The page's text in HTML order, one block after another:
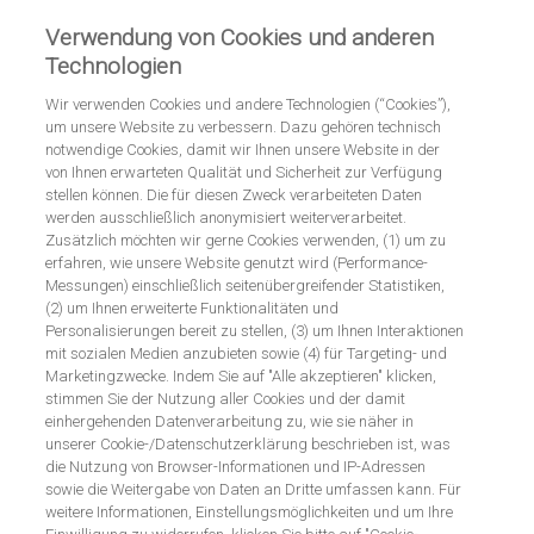
AnmeldenRegistrieren
Zum Produkt
Perjeta®
Fachinformation
Wichtige Informationen zu Perjeta® 420 mg
Verwendung von Cookies und anderen
Technologien
Wir verwenden Cookies und andere Technologien (“Cookies”),
um unsere Website zu verbessern. Dazu gehören technisch
notwendige Cookies, damit wir Ihnen unsere Website in der
von Ihnen erwarteten Qualität und Sicherheit zur Verfügung
stellen können. Die für diesen Zweck verarbeiteten Daten
werden ausschließlich anonymisiert weiterverarbeitet.
Zusätzlich möchten wir gerne Cookies verwenden, (1) um zu
erfahren, wie unsere Website genutzt wird (Performance-
Messungen) einschließlich seitenübergreifender Statistiken,
(2) um Ihnen erweiterte Funktionalitäten und
Personalisierungen bereit zu stellen, (3) um Ihnen Interaktionen
mit sozialen Medien anzubieten sowie (4) für Targeting- und
Marketingzwecke. Indem Sie auf "Alle akzeptieren" klicken,
stimmen Sie der Nutzung aller Cookies und der damit
einhergehenden Datenverarbeitung zu, wie sie näher in
unserer Cookie-/Datenschutzerklärung beschrieben ist, was
die Nutzung von Browser-Informationen und IP-Adressen
sowie die Weitergabe von Daten an Dritte umfassen kann. Für
weitere Informationen, Einstellungsmöglichkeiten und um Ihre